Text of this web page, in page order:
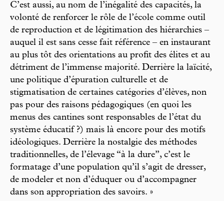
C’est aussi, au nom de l’inégalité des capacités, la
volonté de renforcer le rôle de l’école comme outil
de reproduction et de légitimation des hiérarchies –
auquel il est sans cesse fait référence – en instaurant
au plus tôt des orientations au profit des élites et au
détriment de l’immense majorité. Derrière la laïcité,
une politique d’épuration culturelle et de
stigmatisation de certaines catégories d’élèves, non
pas pour des raisons pédagogiques (en quoi les
menus des cantines sont responsables de l’état du
système éducatif ?) mais là encore pour des motifs
idéologiques. Derrière la nostalgie des méthodes
traditionnelles, de l’élevage “à la dure”, c’est le
formatage d’une population qu’il s’agit de dresser,
de modeler et non d’éduquer ou d’accompagner
dans son appropriation des savoirs. »